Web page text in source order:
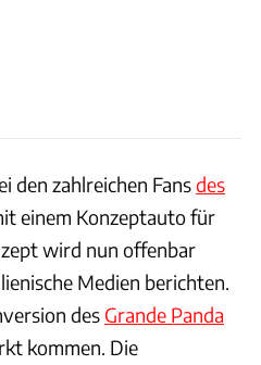
den zahlreichen Fansdes
einem Konzeptauto für
wird nun offenbar
Medien berichten.
des Grande Panda
kommen. Die